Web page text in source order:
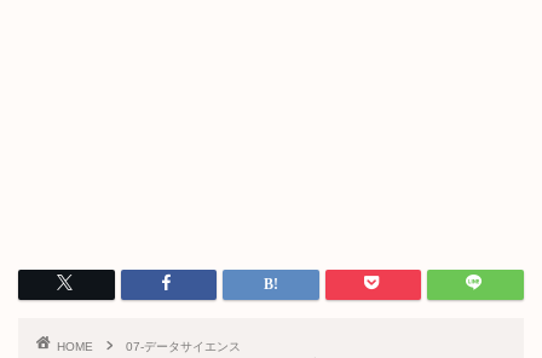
HOME
07-データサイエンス